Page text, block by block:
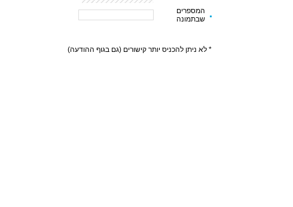
המספרים
שבתמונה
* לא ניתן להכניס יותר קישורים (גם בגוף ההודעה)